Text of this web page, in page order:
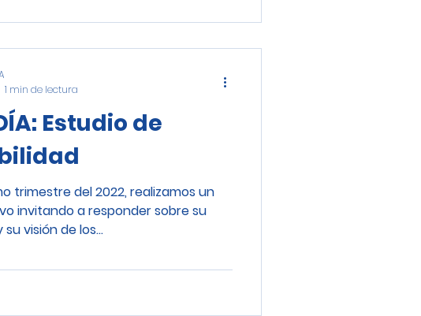
Estudio de
trimestre del 2022, realizamos un
invitando a responder sobre su
visión de los...
1 min de lectura